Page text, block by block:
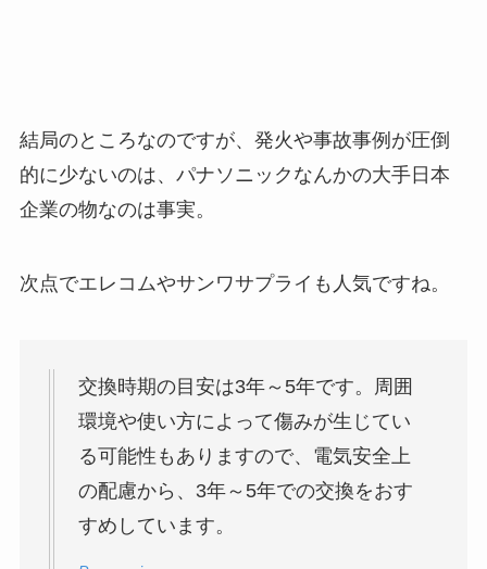
結局のところなのですが、発火や事故事例が圧倒
的に少ないのは、パナソニックなんかの大手日本
企業の物なのは事実。
次点でエレコムやサンワサプライも人気ですね。
交換時期の目安は3年～5年です。周囲
環境や使い方によって傷みが生じてい
る可能性もありますので、電気安全上
の配慮から、3年～5年での交換をおす
すめしています。